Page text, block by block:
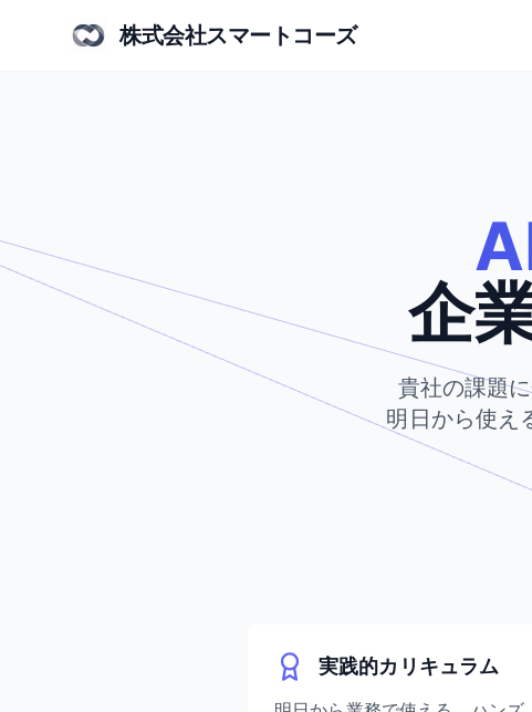
株式会社スマートコーズ
企
貴社の課題
明日から使え
実践的カリキュラム